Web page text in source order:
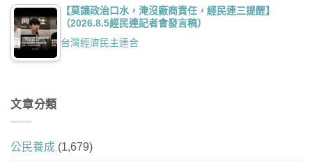
【莫讓政治口水，淹沒廠商責任，經民連三提醒】
（2026.8.5經民連記者會發言稿）
台灣經濟民主連合
文章分類
公民養成 (1,679)